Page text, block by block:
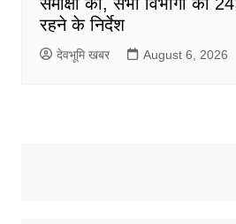
रहने के निर्देश
देवभूमि खबर August 6, 2026